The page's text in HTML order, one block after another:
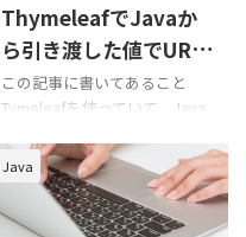
ThymeleafでJavaか
ら引き渡した値でURL
を組み立てるときの簡
単な注意点
この記事に書いてあること
Tymeleafを使っていて、Java
使ってHTML側でURLを生成し
たいような場合があると思い
ます。例えば、ファイル名は固
定だがドメインなどを条件に
Java